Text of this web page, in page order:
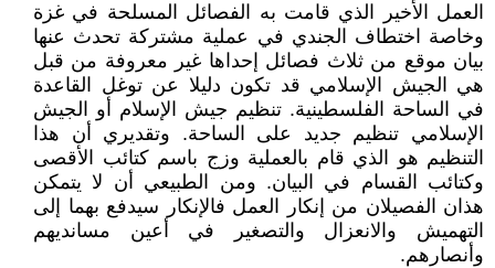
العمل الأخير الذي قامت به الفصائل المسلحة في غزة
وخاصة اختطاف الجندي في عملية مشتركة تحدث عنها
بيان موقع من ثلاث فصائل إحداها غير معروفة من قبل
هي الجيش الإسلامي قد تكون دليلا عن توغل القاعدة
في الساحة الفلسطينية. تنظيم جيش الإسلام أو الجيش
الإسلامي تنظيم جديد على الساحة. وتقديري أن هذا
التنظيم هو الذي قام بالعملية وزج باسم كتائب الأقصى
وكتائب القسام في البيان. ومن الطبيعي أن لا يتمكن
هذان الفصيلان من إنكار العمل فالإنكار سيدفع بهما إلى
التهميش والانعزال والتصغير في أعين مسانديهم
وأنصارهم.